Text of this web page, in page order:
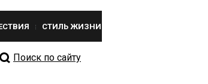
СТИЛЬ ЖИЗНИ
Поиск по сайту